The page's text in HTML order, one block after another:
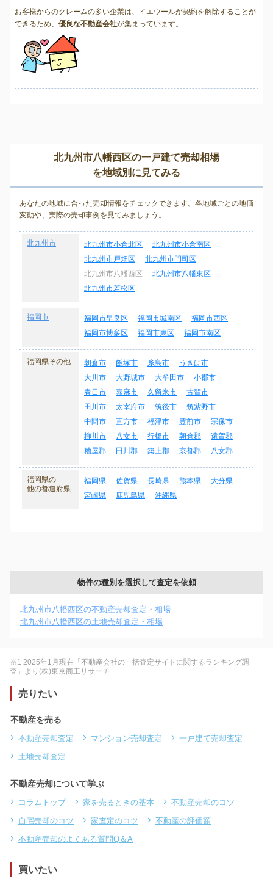
お客様からのクレームの多い企業は、イエウールが契約を解除することが
できるため、 優良な不動産会社が集まっています。
北九州市八幡西区の一戸建て売却相場
を地域別に見てみる
あなたの地域に合った売却情報をチェックできます。各地域ごとの地価
変動や、実際の売却事例を見てみましょう。
北九州市 北九州市小倉北区
北九州市小倉南区
北九州市戸畑区
北九州市門司区
北九州市八幡西区
北九州市八幡東区
北九州市若松区
福岡市 福岡市早良区 福岡市城南区
福岡市西区
福岡市博多区
福岡市東区 福岡市南区
福岡県その他 朝倉市 飯塚市 糸島市
うきは市
大川市
大野城市 大牟田市
小郡市
春日市
嘉麻市 久留米市
古賀市
田川市
太宰府市 筑後市
筑紫野市
中間市
直方市 福津市 豊前市
宗像市
柳川市
八女市 行橋市 朝倉郡
遠賀郡
糟屋郡
田川郡 築上郡 京都郡 八女郡
福岡県の
他の都道府県
福岡県 佐賀県 長崎県 熊本県
大分県
宮崎県
鹿児島県 沖縄県
物件の種別を選択して査定を依頼
北九州市八幡西区の不動産売却査定・相場
北九州市八幡西区の土地売却査定・相場
※1 2025年1月現在「不動産会社の一括査定サイトに関するランキング調
査」より(株)東京商工リサーチ
売りたい
不動産を売る
不動産売却査定 マンション売却査定
一戸建て売却査定
土地売却査定
不動産売却について学ぶ
コラムトップ 家を売るときの基本
不動産売却のコツ
自宅売却のコツ
家査定のコツ
不動産の評価額
不動産売却のよくある質問Q＆A
買いたい